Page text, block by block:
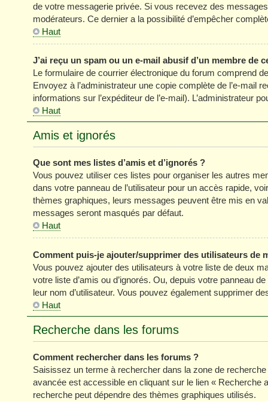
de votre messagerie privée. Si vous recevez des
modérateurs. Ce dernier a la possibilité d’empêcher
Haut
J’ai reçu un spam ou un e-mail abusif d’un membre de
Le formulaire de courrier électronique du forum comprend
Envoyez à l’administrateur une copie complète de l’e-mail
informations sur l’expéditeur de l’e-mail). L’administrateur
Haut
Amis et ignorés
Que sont mes listes d’amis et d’ignorés ?
Vous pouvez utiliser ces listes pour organiser les autres
dans votre panneau de l’utilisateur pour un accès rapide,
thèmes graphiques, leurs messages peuvent être mis en
messages seront masqués par défaut.
Haut
Comment puis-je ajouter/supprimer des utilisateurs de
Vous pouvez ajouter des utilisateurs à votre liste de deux
votre liste d’amis ou d’ignorés. Ou, depuis votre panneau
leur nom d’utilisateur. Vous pouvez également supprimer
Haut
Recherche dans les forums
Comment rechercher dans les forums ?
Saisissez un terme à rechercher dans la zone de
avancée est accessible en cliquant sur le lien « Recherche
recherche peut dépendre des thèmes graphiques utilisés.